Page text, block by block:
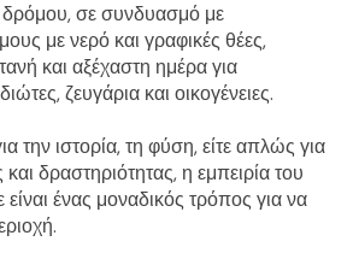
δρόμου, σε συνδυασμό με
με νερό και γραφικές θέες,
και αξέχαστη ημέρα για
ζευγάρια και οικογένειες.
την ιστορία, τη φύση, είτε απλώς για
και δραστηριότητας, η εμπειρία του
είναι ένας μοναδικός τρόπος για να